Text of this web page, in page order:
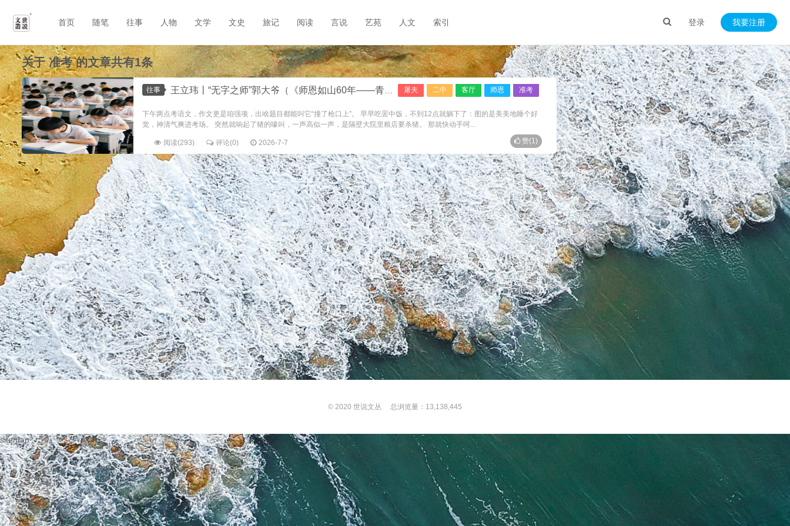
登录 我要注册
首页 随笔 往事 人物 文学 文史 旅记 阅读 言说 艺苑 人文 索引
关于准考的文章共有1条
往事 屠夫 二中 客厅 师恩 准考
王立玮丨“无字之师”郭大爷（《师恩如山60年——青岛二中园丁追记》之二十六）
下午两点考语文，作文更是咱强项，出啥题目都能叫它“撞了枪口上”。 早早吃罢中饭，不到12点就躺下了：图的是美美地睡个好
觉，神清气爽进考场。 突然就响起了猪的嚎叫，一声高似一声，是隔壁大院里粮店要杀猪。 那就快动手呵...
阅读(293) 评论(0) 2026-7-7 赞(1)
© 2020 世说文丛 总浏览量：13,138,445
sitemap